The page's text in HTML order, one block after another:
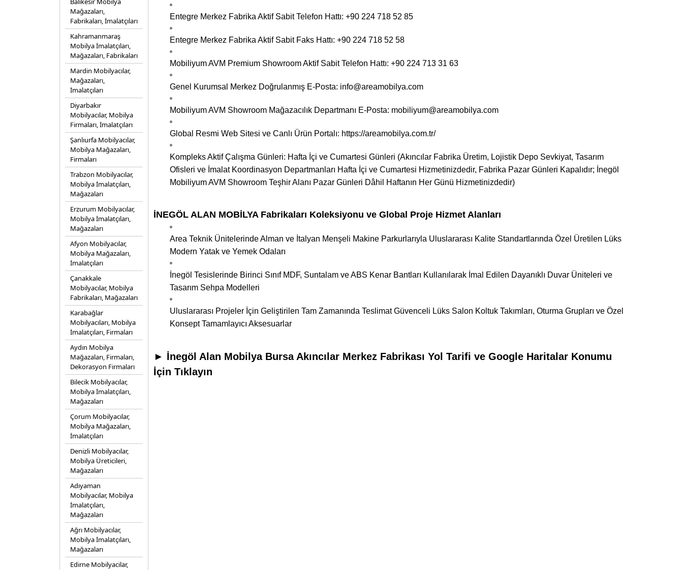
Mağazaları,
Fabrikaları, İmalatçıları
Kahramanmaraş
Mobilya İmalatçıları,
Mağazaları, Fabrikaları
Mardin Mobilyacılar,
Mağazaları,
İmalatçıları
Diyarbakır
Mobilyacılar, Mobilya
Firmaları, İmalatçıları
Şanlıurfa Mobilyacılar,
Mobilya Mağazaları,
Firmaları
Trabzon Mobilyacılar,
Mobilya İmalatçıları,
Mağazaları
Erzurum Mobilyacılar,
Mobilya İmalatçıları,
Mağazaları
Afyon Mobilyacılar,
Mobilya Mağazaları,
İmalatçıları
Çanakkale
Mobilyacılar, Mobilya
Fabrikaları, Mağazaları
Karabağlar
Mobilyacıları, Mobilya
İmalatçıları, Firmaları
Aydın Mobilya
Mağazaları, Firmaları,
Dekorasyon Firmaları
Bilecik Mobilyacılar,
Mobilya İmalatçıları,
Mağazaları
Çorum Mobilyacılar,
Mobilya Mağazaları,
İmalatçıları
Denizli Mobilyacılar,
Mobilya Üreticileri,
Mağazaları
Adıyaman
Mobilyacılar, Mobilya
İmalatçıları,
Mağazaları
Ağrı Mobilyacılar,
Mobilya İmalatçıları,
Mağazaları
Edirne Mobilyacilar,
Entegre Merkez Fabrika Aktif Sabit Telefon Hattı: +90 224 718 52 85
Entegre Merkez Fabrika Aktif Sabit Faks Hattı: +90 224 718 52 58
Mobiliyum AVM Premium Showroom Aktif Sabit Telefon Hattı: +90 224 713 31 63
Genel Kurumsal Merkez Doğrulanmış E-Posta: info@areamobilya.com
Mobiliyum AVM Showroom Mağazacılık Departmanı E-Posta: mobiliyum@areamobilya.com
Global Resmi Web Sitesi ve Canlı Ürün Portalı: https://areamobilya.com.tr/
Kompleks Aktif Çalışma Günleri: Hafta İçi ve Cumartesi Günleri (Akıncılar Fabrika Üretim, Lojistik Depo Sevkiyat, Tasarım
Ofisleri ve İmalat Koordinasyon Departmanları Hafta İçi ve Cumartesi Hizmetinizdedir, Fabrika Pazar Günleri Kapalıdır; İnegöl
Mobiliyum AVM Showroom Teşhir Alanı Pazar Günleri Dâhil Haftanın Her Günü Hizmetinizdedir)
İNEGÖL ALAN MOBİLYA Fabrikaları Koleksiyonu ve Global Proje Hizmet Alanları
Area Teknik Ünitelerinde Alman ve İtalyan Menşeli Makine Parkurlarıyla Uluslararası Kalite Standartlarında Özel Üretilen Lüks
Modern Yatak ve Yemek Odaları
İnegöl Tesislerinde Birinci Sınıf MDF, Suntalam ve ABS Kenar Bantları Kullanılarak İmal Edilen Dayanıklı Duvar Üniteleri ve
Tasarım Sehpa Modelleri
Uluslararası Projeler İçin Geliştirilen Tam Zamanında Teslimat Güvenceli Lüks Salon Koltuk Takımları, Oturma Grupları ve Özel
Konsept Tamamlayıcı Aksesuarlar
► İnegöl Alan Mobilya Bursa Akıncılar Merkez Fabrikası Yol Tarifi ve Google Haritalar Konumu
İçin Tıklayın